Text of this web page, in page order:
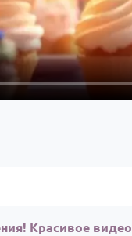
Красивое